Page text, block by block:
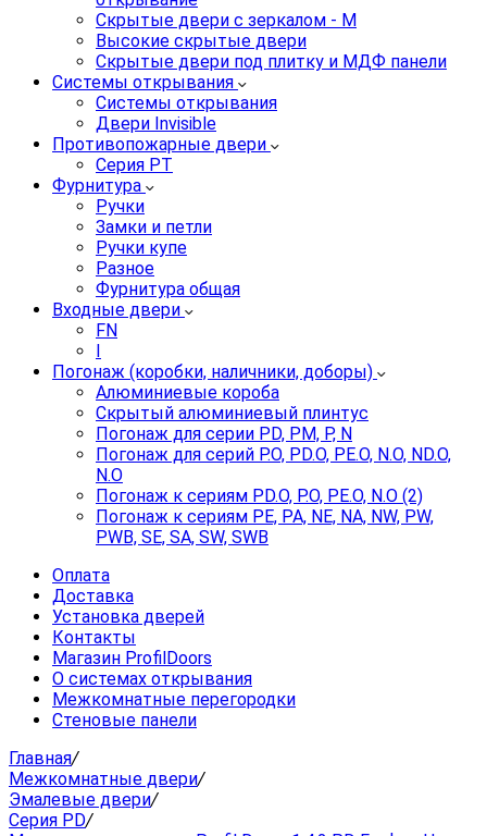
Скрытые двери с зеркалом - M
Высокие скрытые двери
Скрытые двери под плитку и МДФ панели
Системы открывания
Системы открывания
Двери Invisible
Противопожарные двери
Серия PT
Фурнитура
Ручки
Замки и петли
Ручки купе
Разное
Фурнитура общая
Входные двери
FN
I
Погонаж (коробки, наличники, доборы)
Алюминиевые короба
Скрытый алюминиевый плинтус
Погонаж для серии PD, PM, P, N
Погонаж для серий P.O, PD.O, PE.O, N.O, ND.O,
N.O
Погонаж к сериям PD.O, P.O, PE.O, N.O (2)
Погонаж к сериям PE, PA, NE, NA, NW, PW,
PWB, SE, SA, SW, SWB
Оплата
Доставка
Установка дверей
Контакты
Магазин ProfilDoors
О системах открывания
Межкомнатные перегородки
Стеновые панели
Главная/
Межкомнатные двери/
Эмалевые двери/
Серия PD/